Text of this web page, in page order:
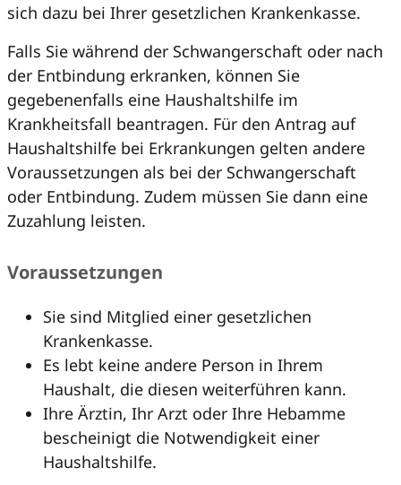
sich dazu bei Ihrer gesetzlichen Krankenkasse.
Falls Sie während der Schwangerschaft oder nach
der Entbindung erkranken, können Sie
gegebenenfalls eine Haushaltshilfe im
Krankheitsfall beantragen. Für den Antrag auf
Haushaltshilfe bei Erkrankungen gelten andere
Voraussetzungen als bei der Schwangerschaft
oder Entbindung. Zudem müssen Sie dann eine
Zuzahlung leisten.
Voraussetzungen
Sie sind Mitglied einer gesetzlichen
Krankenkasse.
Es lebt keine andere Person in Ihrem
Haushalt, die diesen weiterführen kann.
Ihre Ärztin, Ihr Arzt oder Ihre Hebamme
bescheinigt die Notwendigkeit einer
Haushaltshilfe.